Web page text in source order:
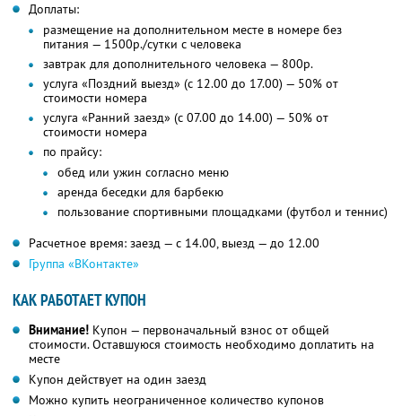
Доплаты:
размещение на дополнительном месте в номере без
питания — 1500р./сутки с человека
завтрак для дополнительного человека — 800р.
услуга «Поздний выезд» (с 12.00 до 17.00) — 50% от
стоимости номера
услуга «Ранний заезд» (с 07.00 до 14.00) — 50% от
стоимости номера
по прайсу:
обед или ужин согласно меню
аренда беседки для барбекю
пользование спортивными площадками (футбол и теннис)
Расчетное время: заезд — с 14.00, выезд — до 12.00
Группа «ВКонтакте»
КАК РАБОТАЕТ КУПОН
Внимание! Купон — первоначальный взнос от общей
стоимости. Оставшуюся стоимость необходимо доплатить на
месте
Купон действует на один заезд
Можно купить неограниченное количество купонов